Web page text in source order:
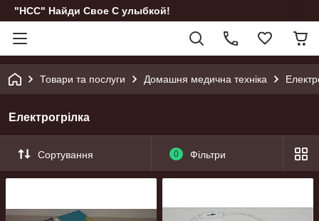
"НСС" Найди Свое С улыбкой!
Товари та послуги Домашня медична техніка
Електрогрілка
Сортування 0 Фільтри